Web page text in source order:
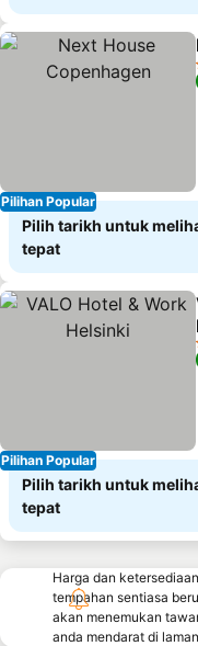
Pilihan Popular
Pilih tarikh untuk
tepat
Pilihan Popular
Pilih tarikh untuk
tepat
Harga dan
tempahan sentiasa
akan menemukan
anda mendarat di